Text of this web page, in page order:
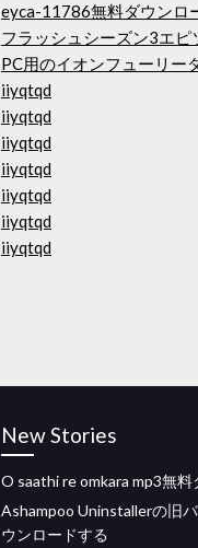
eyca-11786無料ダウンロ
フラッシュシーズン3エ
PC用のイオンフューリー
iiyqtqd
iiyqtqd
iiyqtqd
iiyqtqd
iiyqtqd
iiyqtqd
iiyqtqd
New Stories
O saathi re omkara mp3無料
Ashampoo Uninstallerの旧
ウンロードする